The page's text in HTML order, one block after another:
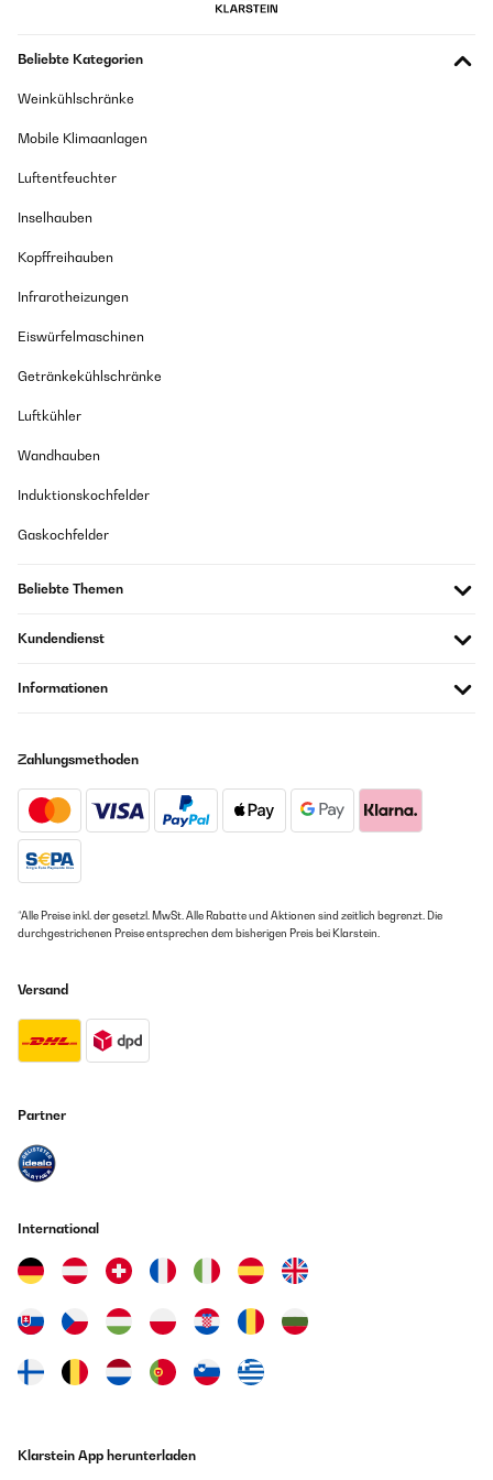
Beliebte Kategorien
Weinkühlschränke
Mobile Klimaanlagen
Luftentfeuchter
Inselhauben
Kopffreihauben
Infrarotheizungen
Eiswürfelmaschinen
Getränkekühlschränke
Luftkühler
Wandhauben
Induktionskochfelder
Gaskochfelder
Beliebte Themen
Kundendienst
Informationen
Zahlungsmethoden
*Alle Preise inkl. der gesetzl. MwSt. Alle Rabatte und Aktionen sind zeitlich begrenzt. Die
durchgestrichenen Preise entsprechen dem bisherigen Preis bei Klarstein.
Versand
Partner
International
Klarstein App herunterladen